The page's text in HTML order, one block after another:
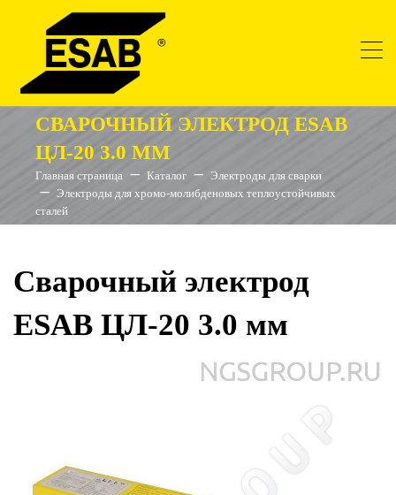
СВАРОЧНЫЙ ЭЛЕКТРОД ESAB
ЦЛ-20 3.0 ММ
Главная страница Каталог
Электроды для сварки
Электроды для хромо-молибденовых теплоустойчивых
сталей
Сварочный электрод
ESAB ЦЛ-20 3.0 мм